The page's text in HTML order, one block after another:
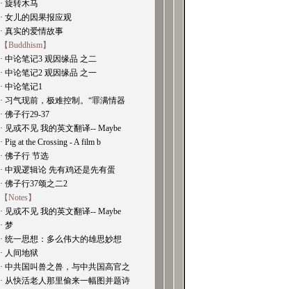
· 旋转木马
· 女儿的因果报应观
· 真实的爱情故事
【Buddhism】
· 中论笔记3 观因缘品 之二
· 中论笔记2 观因缘品 之一
· 中论笔记1
· 习气现前，极难控制。“罪满情器
· 佛子行29-37
· 见或不见 我的英文翻译-- Maybe
· Pig at the Crossing - A film b
· 佛子行 节选
· 中观逻辑论 先有鸡还是先有蛋
· 佛子行37颂之二2
【Notes】
· 见或不见 我的英文翻译-- Maybe
· 梦
· 统一思想：多么伟大的雄思妙想
· 人间地狱
· 中共国叫兽之兽，与中共国高官之
· 从快活老人那里偷来一幅图并题诗